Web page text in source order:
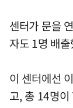
센터가 문을
자도 1명 배출
이 센터에선
고, 총 14명이